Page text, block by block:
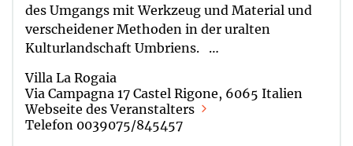
des Umgangs mit Werkzeug und Material und
verscheidener Methoden in der uralten
Kulturlandschaft Umbriens. …
Villa La Rogaia
Via Campagna 17 Castel Rigone, 6065 Italien
Webseite des Veranstalters
Telefon 0039075/845457